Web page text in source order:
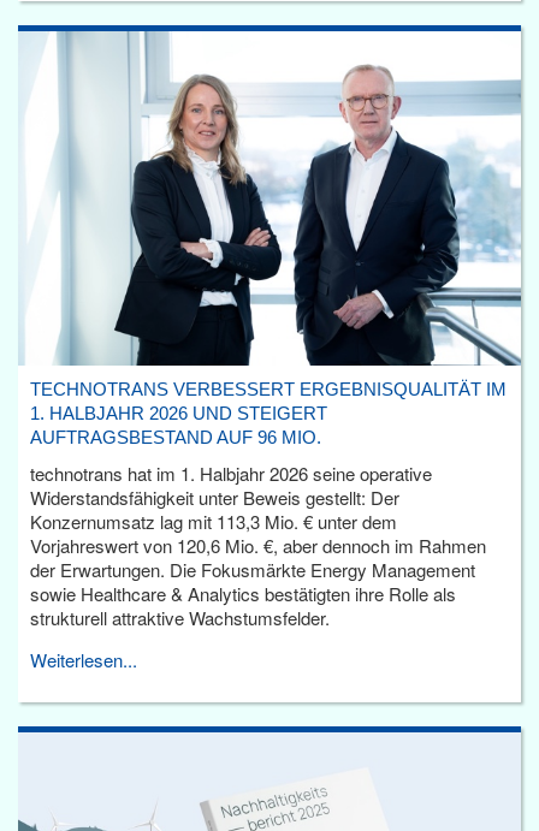
TECHNOTRANS VERBESSERT ERGEBNISQUALITÄT IM
1. HALBJAHR 2026 UND STEIGERT
AUFTRAGSBESTAND AUF 96 MIO.
technotrans hat im 1. Halbjahr 2026 seine operative
Widerstandsfähigkeit unter Beweis gestellt: Der
Konzernumsatz lag mit 113,3 Mio. € unter dem
Vorjahreswert von 120,6 Mio. €, aber dennoch im Rahmen
der Erwartungen. Die Fokusmärkte Energy Management
sowie Healthcare & Analytics bestätigten ihre Rolle als
strukturell attraktive Wachstumsfelder.
Weiterlesen...